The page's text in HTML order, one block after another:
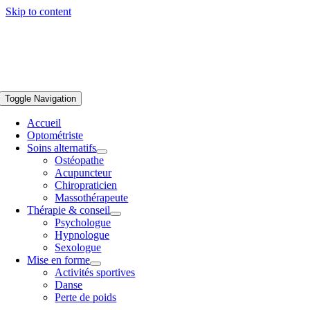
Skip to content
Toggle Navigation
Accueil
Optométriste
Soins alternatifs
Ostéopathe
Acupuncteur
Chiropraticien
Massothérapeute
Thérapie & conseil
Psychologue
Hypnologue
Sexologue
Mise en forme
Activités sportives
Danse
Perte de poids